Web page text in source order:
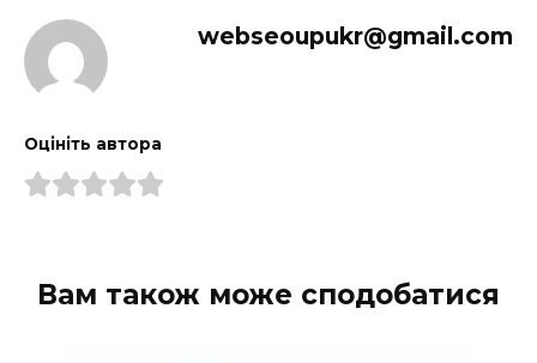
webseoupukr@gmail.com
Оцініть автора
Вам також може сподобатися